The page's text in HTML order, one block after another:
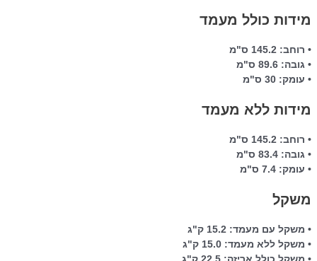
מידות כולל מעמד
• רוחב: 145.2 ס"מ
• גובה: 89.6 ס"מ
• עומק: 30 ס"מ
מידות ללא מעמד
• רוחב: 145.2 ס"מ
• גובה: 83.4 ס"מ
• עומק: 7.4 ס"מ
משקל
• משקל עם מעמד: 15.2 ק"ג
• משקל ללא מעמד: 15.0 ק"ג